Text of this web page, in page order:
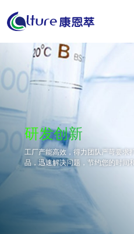
研发创新
工厂产能高效，得力团队严苛要求
品，迅速解决问题，节约您的时间